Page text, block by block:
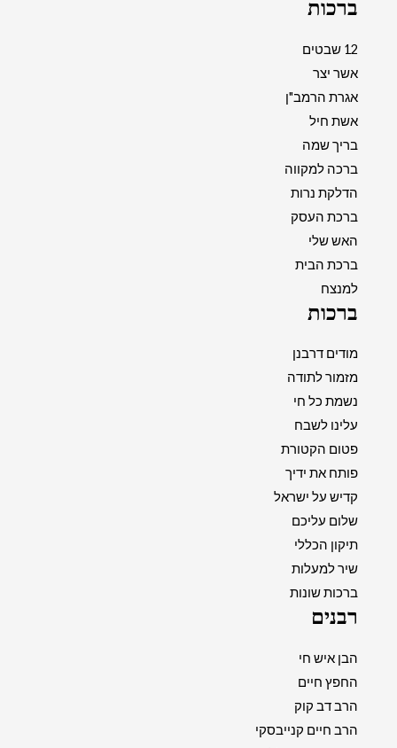
ברכות
12 שבטים
אשר יצר
אגרת הרמב"ן
אשת חיל
בריך שמה
ברכה למקווה
הדלקת נרות
ברכת העסק
האש שלי
ברכת הבית
למנצח
ברכות
מודים דרבנן
מזמור לתודה
נשמת כל חי
עלינו לשבח
פטום הקטורת
פותח את ידיך
קדיש על ישראל
שלום עליכם
תיקון הכללי
שיר למעלות
ברכות שונות
רבנים
הבן איש חי
החפץ חיים
הרב דב קוק
הרב חיים קנייבסקי